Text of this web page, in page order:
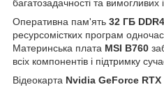
багатозадачності та вимогливих
Оперативна пам'ять 32 ГБ DDR4
ресурсомістких програм
Материнська плата MSI B760
всіх компонентів і підтримку
Відеокарта Nvidia GeForce